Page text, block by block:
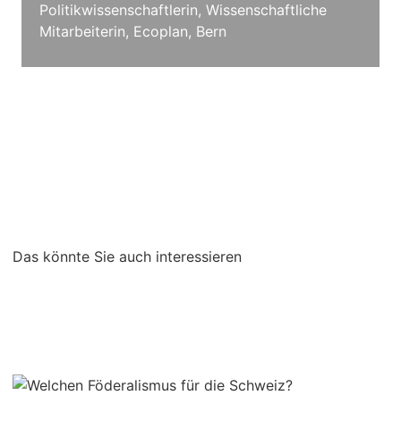
Politikwissenschaftlerin, Wissenschaftliche
Mitarbeiterin, Ecoplan, Bern
Das könnte Sie auch interessieren